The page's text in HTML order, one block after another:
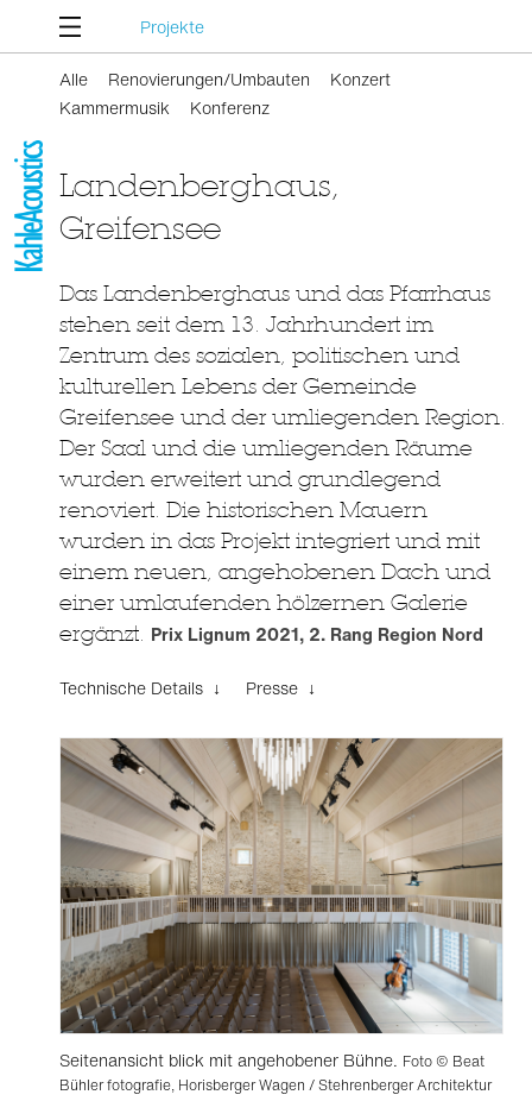
Projekte
Alle Renovierungen/Umbauten
Konzert
Kammermusik
Konferenz
Landenberghaus,
Greifensee
Das Landenberghaus und das Pfarrhaus
stehen seit dem 13. Jahrhundert im
Zentrum des sozialen, politischen und
kulturellen Lebens der Gemeinde
Greifensee und der umliegenden Region.
Der Saal und die umliegenden Räume
wurden erweitert und grundlegend
renoviert. Die historischen Mauern
wurden in das Projekt integriert und mit
einem neuen, angehobenen Dach und
einer umlaufenden hölzernen Galerie
ergänzt. Prix Lignum 2021, 2. Rang Region Nord
Technische Details ↓ Presse ↓
Seitenansicht blick mit angehobener Bühne. Foto © Beat
Bühler fotografie, Horisberger Wagen / Stehrenberger Architektur